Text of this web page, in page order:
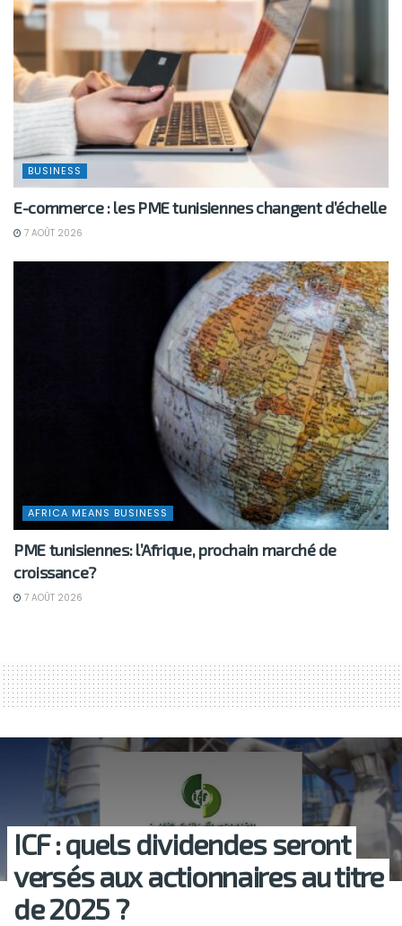
BUSINESS
E-commerce : les PME tunisiennes changent d’échelle
7 AOÛT 2026
AFRICA MEANS BUSINESS
PME tunisiennes: l’Afrique, prochain marché de
croissance?
7 AOÛT 2026
ICF : quels dividendes seront
versés aux actionnaires au titre
de 2025 ?